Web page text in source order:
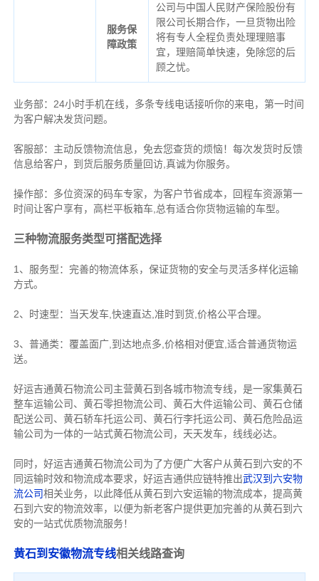
服务保
障政策
公司与中国人民财产保险股份有
限公司长期合作，一旦货物出险
将有专人全程负责处理理赔事
宜，理赔简单快速，免除您的后
顾之忧。
业务部：24小时手机在线，多条专线电话接听你的来电，第一时间
为客户解决发货问题。
客服部：主动反馈物流信息，免去您查货的烦恼！每次发货时反馈
信息给客户，到货后服务质量回访,真诚为你服务。
操作部：多位资深的码车专家，为客户节省成本，回程车资源第一
时间让客户享有，高栏平板箱车,总有适合你货物运输的车型。
三种物流服务类型可搭配选择
1、服务型：完善的物流体系，保证货物的安全与灵活多样化运输
方式。
2、时速型：当天发车,快速直达,准时到货,价格公平合理。
3、普通类：覆盖面广,到达地点多,价格相对便宜,适合普通货物运
送。
好运吉通黄石物流公司主营黄石到各城市物流专线，是一家集黄石
整车运输公司、 黄石零担物流公司、 黄石大件运输公司、 黄石仓储
配送公司、 黄石轿车托运公司、 黄石行李托运公司、 黄石危险品运
输公司为一体的一站式黄石物流公司 ，天天发车，线线必达。
同时，好运吉通黄石物流公司为了方便广大客户从黄石到六安的不
同运输时效和物流成本要求，好运吉通供应链特推出武汉到六安物
流公司相关业务，以此降低从黄石到六安运输的物流成本，提高黄
石到六安的物流效率，以便为新老客户提供更加完善的从黄石到六
安的一站式优质物流服务！
黄石到安徽物流专线相关线路查询